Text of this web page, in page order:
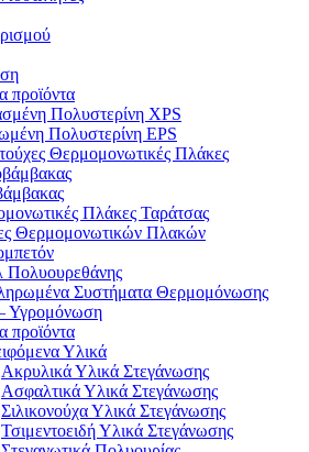
προϊόντα
Πολυστερίνη XPS
Πολυστερίνη EPS
Θερμομονωτικές Πλάκες
Πλάκες Ταράτσας
Θερμομονωτικών Πλακών
Πολυουρεθάνης
Συστήματα Θερμομόνωσης
Υγρομόνωση
προϊόντα
Υλικά
Ακρυλικά Υλικά Στεγάνωσης
Ασφαλτικά Υλικά Στεγάνωσης
Σιλικονούχα Υλικά Στεγάνωσης
Τσιμεντοειδή Υλικά Στεγάνωσης